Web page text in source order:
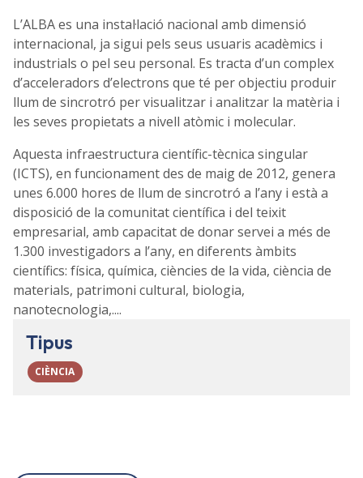
L’ALBA es una instal·lació nacional amb dimensió
internacional, ja sigui pels seus usuaris acadèmics i
industrials o pel seu personal. Es tracta d’un complex
d’acceleradors d’electrons que té per objectiu produir
llum de sincrotró per visualitzar i analitzar la matèria i
les seves propietats a nivell atòmic i molecular.
Aquesta infraestructura científic-tècnica singular
(ICTS), en funcionament des de maig de 2012, genera
unes 6.000 hores de llum de sincrotró a l’any i està a
disposició de la comunitat científica i del teixit
empresarial, amb capacitat de donar servei a més de
1.300 investigadors a l’any, en diferents àmbits
científics: física, química, ciències de la vida, ciència de
materials, patrimoni cultural, biologia,
nanotecnologia,....
Tipus
CIÈNCIA